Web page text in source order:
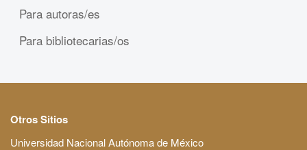
Para autoras/es
Para bibliotecarias/os
Otros Sitios
Universidad Nacional Autónoma de México